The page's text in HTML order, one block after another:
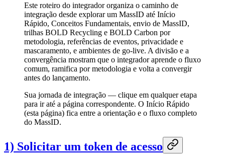
Este roteiro do integrador organiza o caminho de
integração desde explorar um MassID até Início
Rápido, Conceitos Fundamentais, envio de MassID,
trilhas BOLD Recycling e BOLD Carbon por
metodologia, referências de eventos, privacidade e
mascaramento, e ambientes de go-live. A divisão e a
convergência mostram que o integrador aprende o fluxo
comum, ramifica por metodologia e volta a convergir
antes do lançamento.
Sua jornada de integração — clique em qualquer etapa
para ir até a página correspondente. O Início Rápido
(esta página) fica entre a orientação e o fluxo completo
do MassID.
1) Solicitar um token de acesso